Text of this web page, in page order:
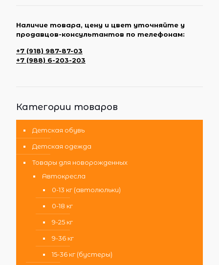
Наличие товара, цену и цвет уточняйте у
продавцов-консультантов по телефонам:
+7 (918) 987-87-03
+7 (988) 6-203-203
Категории товаров
Детская обувь
Детская одежда
Товары для новорожденных
Автокресла
0-13 кг (автолюльки)
0-18 кг
9-25 кг
9-36 кг
15-36 кг (бустеры)